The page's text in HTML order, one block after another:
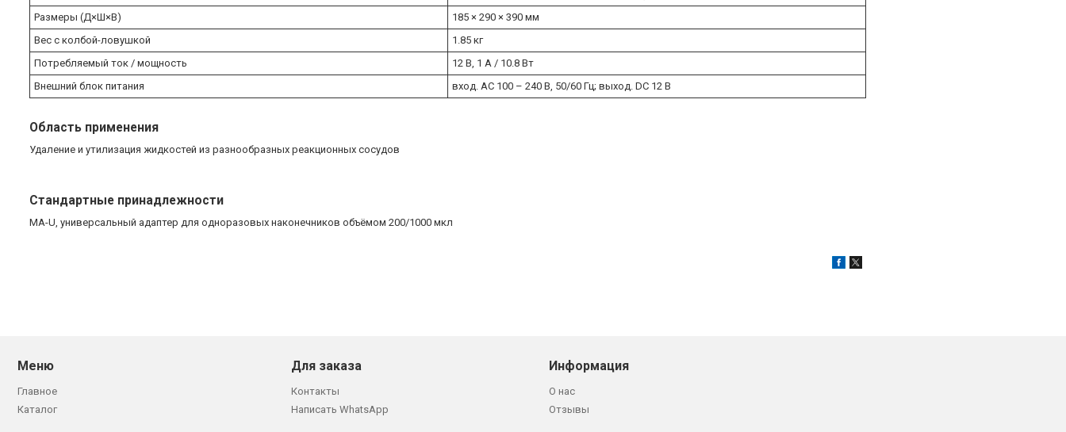
Размеры (Д×Ш×В)
185 × 290 × 390 мм
Вес с колбой-ловушкой
1.85 кг
Потребляемый ток / мощность
12 В, 1 A / 10.8 Вт
Внешний блок питания
вход. AC 100 – 240 В, 50/60 Гц; выход. DC 12 В
Область применения
Удаление и утилизация жидкостей из разнообразных реакционных сосудов
Стандартные принадлежности
MA-U, универсальный адаптер для одноразовых наконечников объёмом 200/1000 мкл
Меню
Главное
Каталог
Для заказа
Контакты
Написать WhatsApp
Информация
О нас
Отзывы